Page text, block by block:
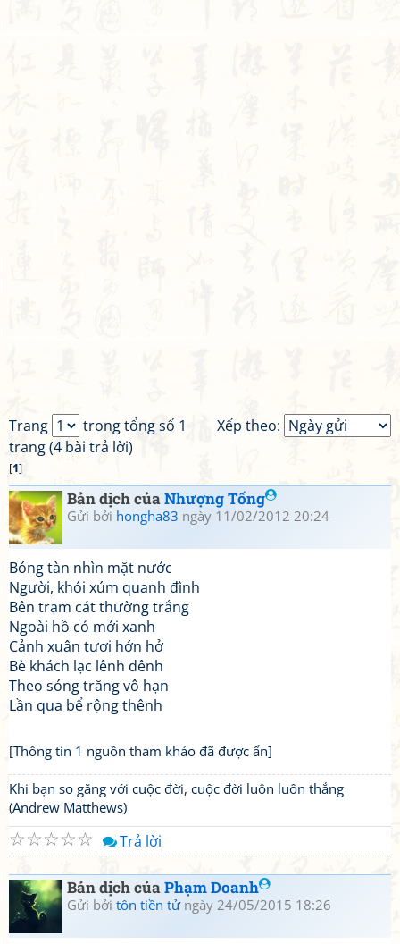
Xếp theo:
Trang
trong tổng số 1
trang (4 bài trả lời)
[1]
Bản dịch củaNhượng Tống
Gửi bởi hongha83 ngày 11/02/2012 20:24
Bóng tàn nhìn mặt nước
Người, khói xúm quanh đình
Bên trạm cát thường trắng
Ngoài hồ cỏ mới xanh
Cảnh xuân tươi hớn hở
Bè khách lạc lênh đênh
Theo sóng trăng vô hạn
Lần qua bể rộng thênh
[Thông tin 1 nguồn tham khảo đã được ẩn]
Khi bạn so găng với cuộc đời, cuộc đời luôn luôn thắng
(Andrew Matthews)
☆
☆
☆
☆
☆ Trả lời
Bản dịch củaPhạm Doanh
Gửi bởi tôn tiền tửngày 24/05/2015 18:26